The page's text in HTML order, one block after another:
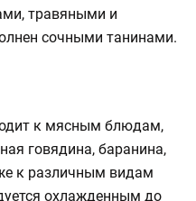
травяными и
сочными танинами.
к мясным блюдам,
говядина, баранина,
к различным видам
охлажденным до